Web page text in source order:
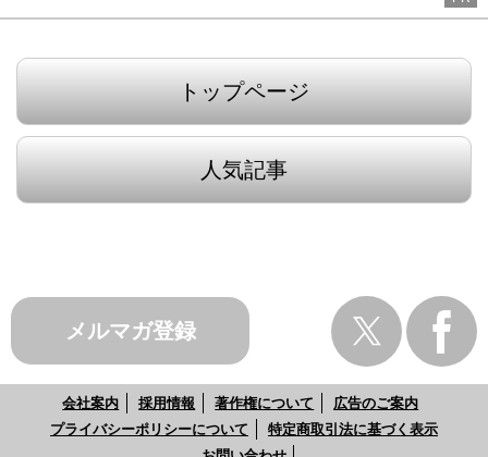
トップページ
人気記事
メルマガ登録
会社案内 採用情報 著作権について
広告のご案内
プライバシーポリシーについて
特定商取引法に基づく表示